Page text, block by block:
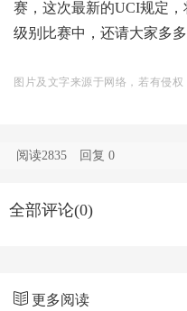
赛，这次最新的UCI规定
级别比赛中，还请大家多多
图片及文字来源于网络，若有侵权
阅读2835 回复0
全部评论(0)
更多阅读